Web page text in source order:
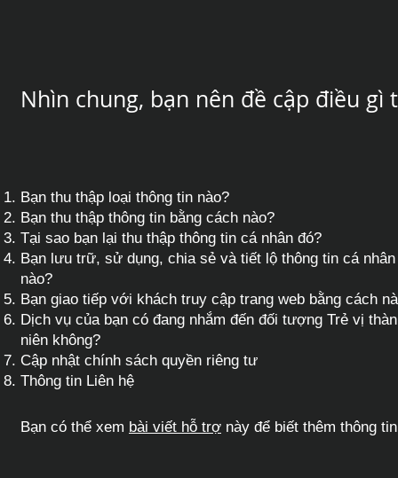
Nhìn chung, bạn nên đề cập điều
Bạn thu thập loại thông tin nào?
Bạn thu thập thông tin bằng cách nào?
Tại sao bạn lại thu thập thông tin cá nhân đó?
Bạn lưu trữ, sử dụng, chia sẻ và tiết lộ thông tin cá
nào?
Bạn giao tiếp với khách truy cập trang web bằng cách
Dịch vụ của bạn có đang nhắm đến đối tượng Trẻ vị
niên không?
Cập nhật chính sách quyền riêng tư
Thông tin Liên hệ
Bạn có thể xem bài viết hỗ trợ này để biết thêm thông